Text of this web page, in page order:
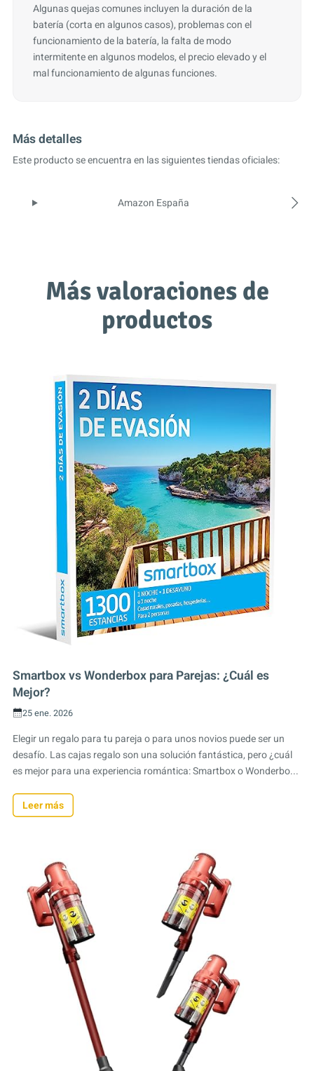
Algunas quejas comunes incluyen la duración de la
batería (corta en algunos casos), problemas con el
funcionamiento de la batería, la falta de modo
intermitente en algunos modelos, el precio elevado y el
mal funcionamiento de algunas funciones.
Más detalles
Este producto se encuentra en las siguientes tiendas oficiales:
Amazon España
Más valoraciones de
productos
Smartbox vs Wonderbox para Parejas: ¿Cuál es
Mejor?
25 ene. 2026
Elegir un regalo para tu pareja o para unos novios puede ser un
desafío. Las cajas regalo son una solución fantástica, pero ¿cuál
es mejor para una experiencia romántica: Smartbox o Wonderbo...
Leer más